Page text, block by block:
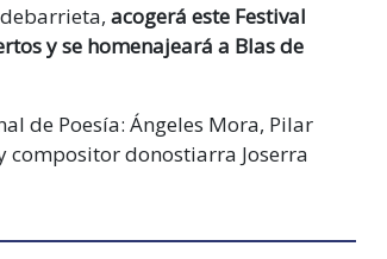
acogerá este Festival
y se homenajeará a Blas de
de Poesía: Ángeles Mora, Pilar
compositor donostiarra Joserra